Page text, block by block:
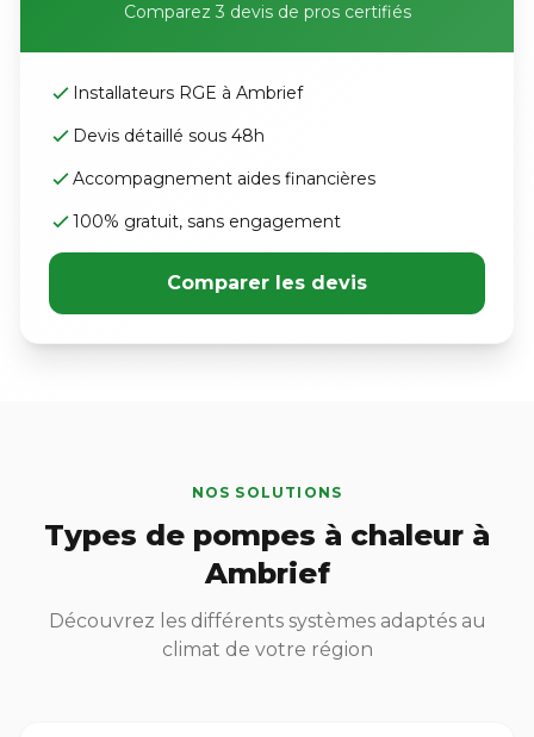
Comparez 3 devis de pros certifiés
Installateurs RGE à Ambrief
Devis détaillé sous 48h
Accompagnement aides financières
100% gratuit, sans engagement
Comparer les devis
NOS SOLUTIONS
Types de pompes à chaleur à
Ambrief
Découvrez les différents systèmes adaptés au
climat de votre région